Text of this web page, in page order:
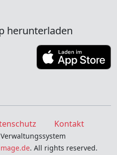
herunterladen
Kontakt
. All rights reserved.